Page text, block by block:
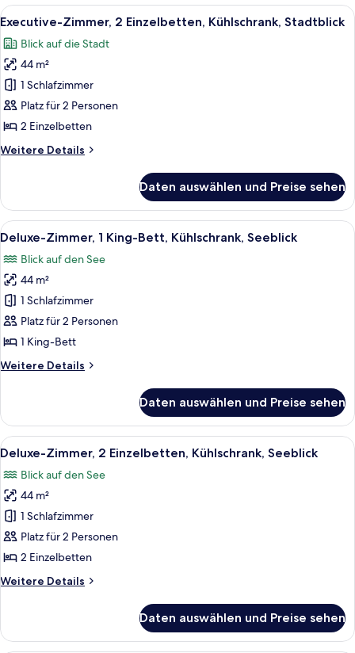
1 King-
Bett,
Stadtblick
Alle
Fotos
für
Executive-
Zimmer,
2 Einzelbetten,
Kühlschrank,
anzeigen
Ein Hotelzimmer mit zwei Betten,
9
Executive-Zimmer, 2 Einzelbetten, Kühlschrank, Stadtblick
Blick auf die Stadt
44 m²
1 Schlafzimmer
Platz für 2 Personen
2 Einzelbetten
Weitere Details
Weitere
Zimmer,
2 Einzelbetten,
Kühlschrank,
Daten auswählen und Preise sehen
Alle
Fotos
für
Deluxe-
Zimmer,
1 King-
Bett,
Seeblick
Ein modernes Hotelzimmer mit
8
Deluxe-Zimmer, 1 King-Bett, Kühlschrank, Seeblick
Blick auf den See
44 m²
1 Schlafzimmer
Platz für 2 Personen
1 King-Bett
Weitere Details
Weitere
Zimmer,
1 King-
Bett,
Seeblick
Daten auswählen und Preise sehen
Alle
Fotos
für
Deluxe-
Zimmer,
2 Einzelbetten,
Kühlschrank,
anzeigen
Ein Hotelzimmer mit zwei Betten,
8
Deluxe-Zimmer, 2 Einzelbetten, Kühlschrank, Seeblick
Blick auf den See
44 m²
1 Schlafzimmer
Platz für 2 Personen
2 Einzelbetten
Weitere Details
Weitere
Zimmer,
Daten auswählen und Preise sehen